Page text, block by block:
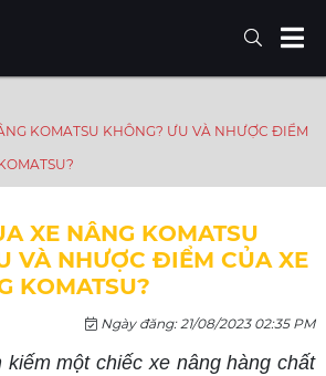
KOMATSU KHÔNG? ƯU VÀ NHƯỢC ĐIỂM
XE NÂNG KOMATSU
VÀ NHƯỢC ĐIỂM CỦA XE
KOMATSU?
Ngày đăng: 21/08/2023 02:35 PM
kiếm một chiếc xe nâng hàng chất